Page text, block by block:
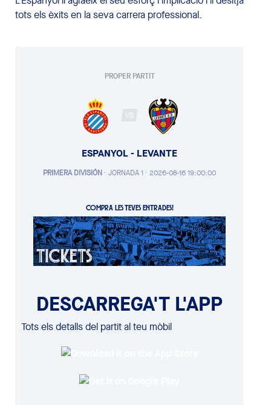
tots els èxits en la seva carrera professional.
PROPER PARTIT
VS
ESPANYOL - LEVANTE
PRIMERA DIVISIÓN· JORNADA 1 · 2026-08-16 19:00:00
COMPRA LES TEVES ENTRADES!
DESCARREGA'T L'APP
Tots els detalls del partit al teu mòbil